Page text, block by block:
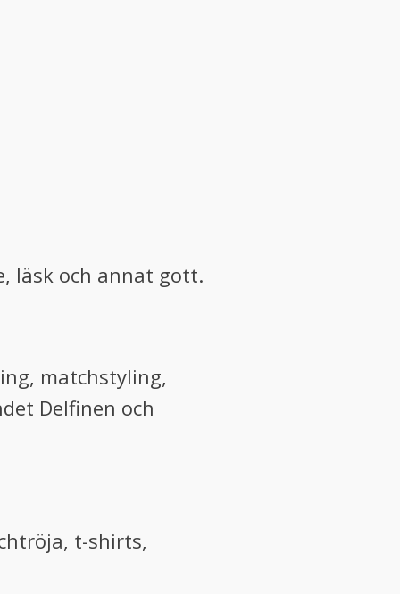
läsk och annat gott.
matchstyling,
Delfinen och
t-shirts,